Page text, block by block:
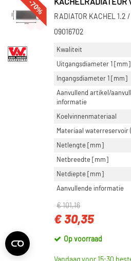
-70% KACHELRADIATEUR
RADIATOR KACHEL 1.2
09016702
Kwaliteit
Uitgangsdiameter 1 [mm]
Ingangsdiameter 1 [mm]
Aanvullend artikel/
informatie
Koelvinnenmateriaal
Materiaal waterreservoir
Netlengte [mm]
Netbreedte [mm]
Netdiepte [mm]
Aanvullende informatie
€ 101,16
€ 30,35
Op voorraad